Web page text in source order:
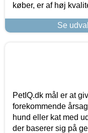
køber, er af høj
Se
PetIQ.dk mål er at
forekommende
hund eller kat med
der baserer sig på